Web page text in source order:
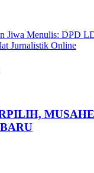
Jiwa Menulis: DPD
Jurnalistik Online